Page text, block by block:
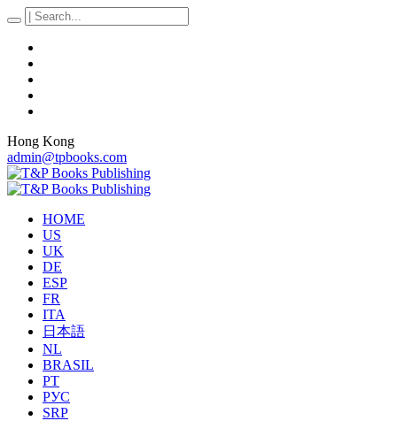
Hong Kong
admin@tpbooks.com
HOME
US
UK
DE
ESP
FR
ITA
日本語
NL
BRASIL
PT
РУС
SRP